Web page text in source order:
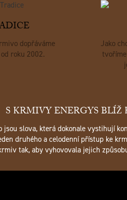
dopřáváme
roku 2002.
Jako
S KRMIVY ENERGYS BLÍŽ
slova, která dokonale vystihují
druhého a celodenní přístup ke
tak, aby vyhovovala jejich